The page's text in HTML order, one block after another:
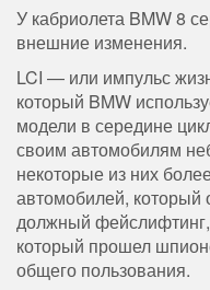
У кабриолета BMW 8
внешние изменения.
LCI — или импульс
который BMW
модели в середине
своим автомобилям
некоторые из них
автомобилей, который
должный
который прошел
общего пользования.